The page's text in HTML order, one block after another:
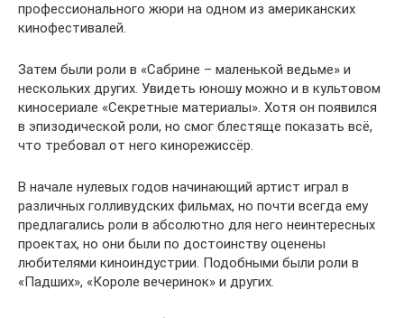
профессионального жюри на одном из американских
кинофестивалей.
Затем были роли в «Сабрине – маленькой ведьме» и
нескольких других. Увидеть юношу можно и в культовом
киносериале «Секретные материалы». Хотя он появился
в эпизодической роли, но смог блестяще показать всё,
что требовал от него кинорежиссёр.
В начале нулевых годов начинающий артист играл в
различных голливудских фильмах, но почти всегда ему
предлагались роли в абсолютно для него неинтересных
проектах, но они были по достоинству оценены
любителями киноиндустрии. Подобными были роли в
«Падших», «Короле вечеринок» и других.